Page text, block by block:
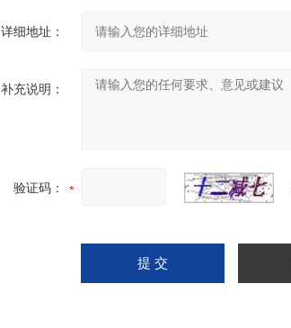
详细地址：
补充说明：
验证码：